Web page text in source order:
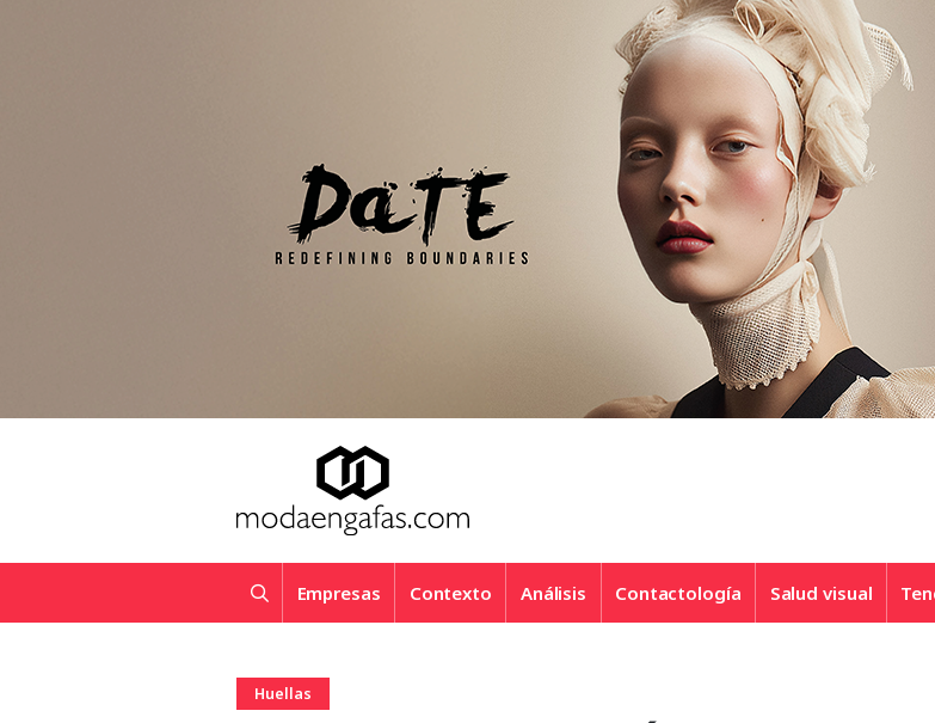
Empresas Contexto Análisis Contactología Salud visual
Huellas